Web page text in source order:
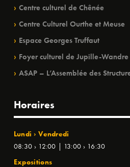
Centre culturel de Chênée
Centre Culturel Ourthe et Meuse
Espace Georges Truffaut
Foyer culturel de Jupille-Wandre
ASAP – L’Assemblée des
Horaires
Lundi › Vendredi
08:30 › 12:00 | 13:00 › 16:30
Expositions